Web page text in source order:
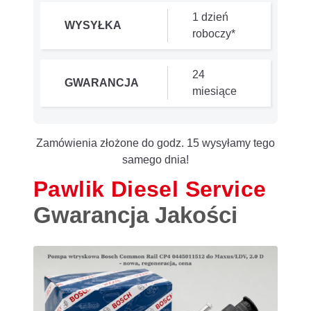
WYSYŁKA
1 dzień
roboczy*
GWARANCJA
24
miesiące
Zamówienia złożone do godz. 15 wysyłamy tego
samego dnia!
Pawlik Diesel Service
Gwarancja Jakości